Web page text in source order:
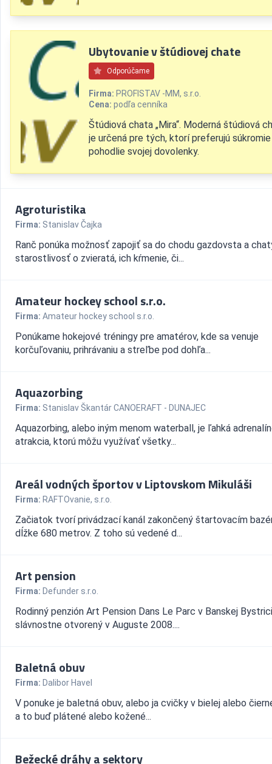
Ubytovanie v štúdiovej chate
Odporúčame
Firma: PROFISTAV -MM, s.r.o.
Cena: podľa cenníka
Štúdiová chata „Mira“. Moderná štúdiová
je určená pre tých, ktorí preferujú súkromie
pohodlie svojej dovolenky.
Agroturistika
Firma: Stanislav Čajka
Ranč ponúka možnosť zapojiť sa do chodu gazdovsta a
starostlivosť o zvieratá, ich kŕmenie, či...
Amateur hockey school s.r.o.
Firma: Amateur hockey school s.r.o.
Ponúkame hokejové tréningy pre amatérov, kde sa venuje
korčuľovaniu, prihrávaniu a streľbe pod dohľa...
Aquazorbing
Firma: Stanislav Škantár CANOERAFT - DUNAJEC
Aquazorbing, alebo iným menom waterball, je ľahká
atrakcia, ktorú môžu využívať všetky...
Areál vodných športov v Liptovskom Mikuláši
Firma: RAFTOvanie, s.r.o.
Začiatok tvorí privádzací kanál zakončený štartovacím
dĺžke 680 metrov. Z toho sú vedené d...
Art pension
Firma: Defunder s.r.o.
Rodinný penzión Art Pension Dans Le Parc v Banskej
slávnostne otvorený v Auguste 2008....
Baletná obuv
Firma: Dalibor Havel
V ponuke je baletná obuv, alebo ja cvičky v bielej alebo
a to buď plátené alebo kožené...
Bežecké dráhy a sektory